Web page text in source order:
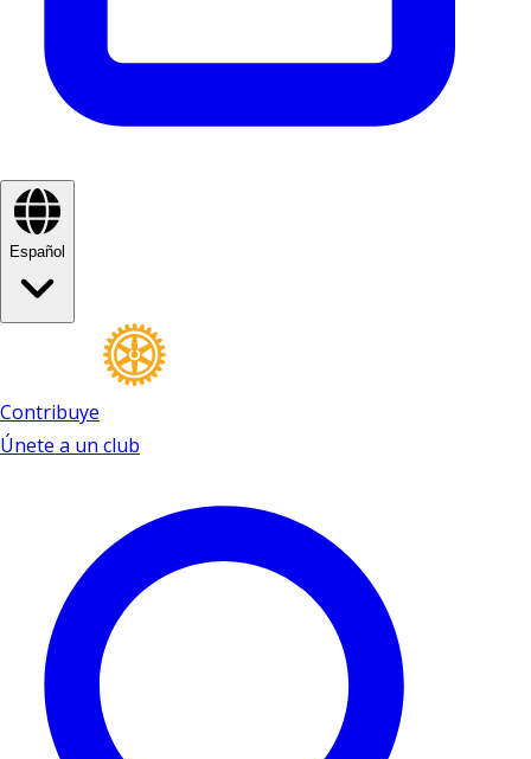
Español
Contribuye
Únete a un club